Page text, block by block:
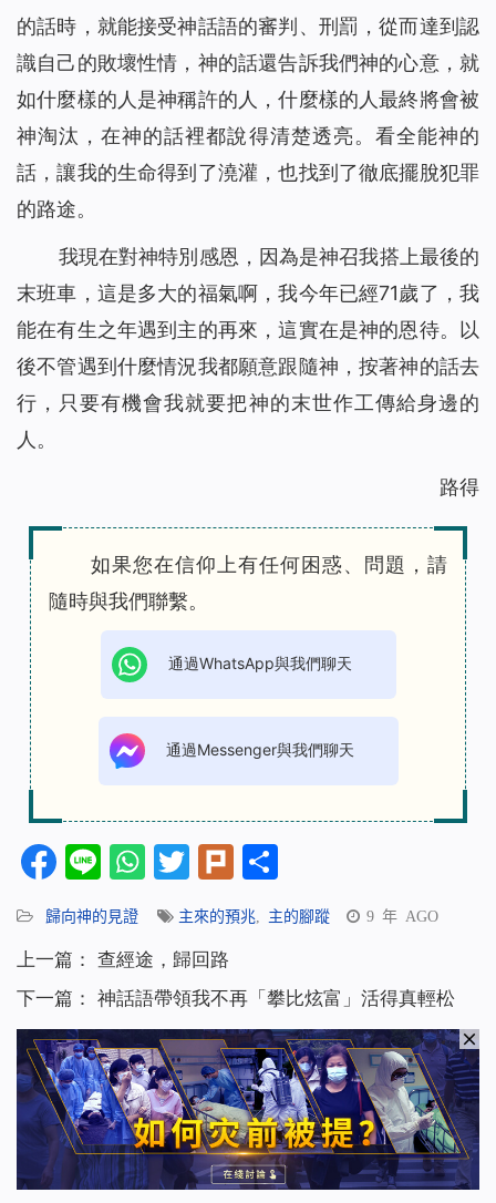
的話時，就能接受神話語的審判、刑罰，從而達到認
識自己的敗壞性情，神的話還告訴我們神的心意，就
如什麼樣的人是神稱許的人，什麼樣的人最終將會被
神淘汰，在神的話裡都說得清楚透亮。看全能神的
話，讓我的生命得到了澆灌，也找到了徹底擺脫犯罪
的路途。
我現在對神特別感恩，因為是神召我搭上最後的
末班車，這是多大的福氣啊，我今年已經71歲了，我
能在有生之年遇到主的再來，這實在是神的恩待。以
後不管遇到什麼情況我都願意跟隨神，按著神的話去
行，只要有機會我就要把神的末世作工傳給身邊的
人。
路得
如果您在信仰上有任何困惑、問題，請
隨時與我們聯繫。
通過WhatsApp與我們聊天
通過Messenger與我們聊天
Facebook
LineWhatsApp
Twitter
Plurk
享
歸向神的見證 主來的預兆 主的腳蹤 9 年 AGO
上一篇： 查經途，歸回路
下一篇： 神話語帶領我不再「攀比炫富」活得真輕松